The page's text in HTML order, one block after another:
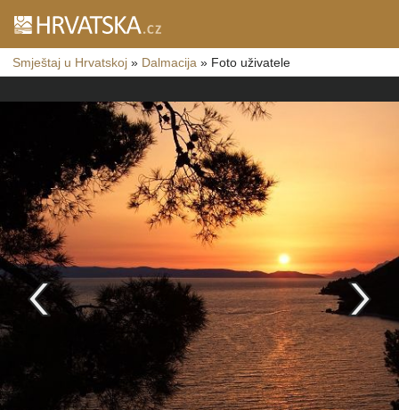
Smještaj u Hrvatskoj » Dalmacija » Foto uživatele